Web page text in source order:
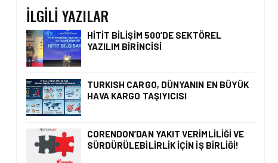
‘LÜK BÜYÜMENIN TEMEL
SEBEPLERI NELERDIR?
KARGO • 26 TEM 2026
İLGILI YAZILAR
HITIT BILIŞIM 500’DE SEKTÖREL
YAZILIM BIRINCISI
TURKISH CARGO, DÜNYANIN EN BÜYÜK
HAVA KARGO TAŞIYICISI
CORENDON’DAN YAKIT VERIMLILIĞI VE
SÜRDÜRÜLEBILIRLIK IÇIN İŞ BIRLIĞI!